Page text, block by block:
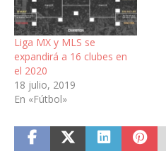
Liga MX y MLS se
expandirá a 16 clubes en
el 2020
18 julio, 2019
En «Fútbol»